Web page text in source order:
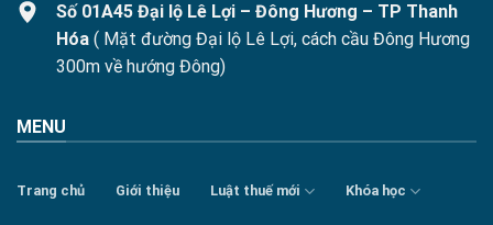
Số 01A45 Đại lộ Lê Lợi – Đông Hương – TP Thanh
Hóa ( Mặt đường Đại lộ Lê Lợi, cách cầu Đông Hương
300m về hướng Đông)
MENU
Trang chủ Giới thiệu Luật thuế mới Khóa học